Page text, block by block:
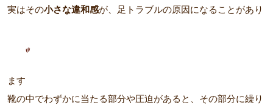
実はその小さな違和感が、足トラブルの原因になることがあり
ます
靴の中でわずかに当たる部分や圧迫があると、その部分に繰り